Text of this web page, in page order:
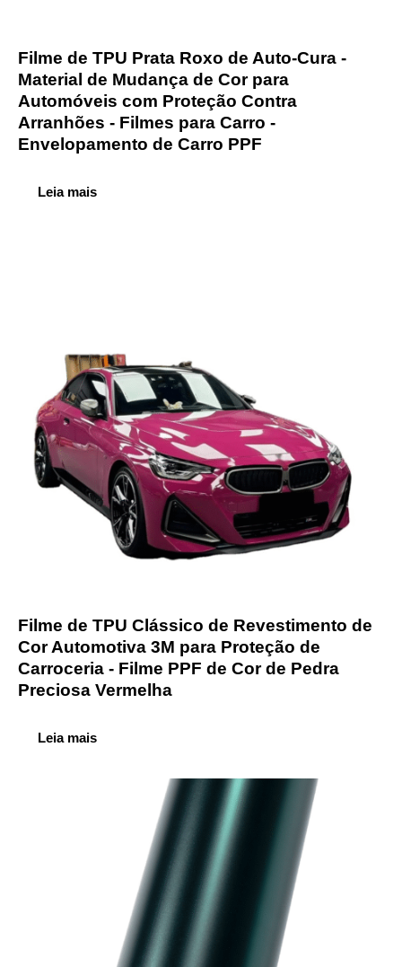
Filme de TPU Prata Roxo de Auto-Cura -
Material de Mudança de Cor para
Automóveis com Proteção Contra
Arranhões - Filmes para Carro -
Envelopamento de Carro PPF
Leia mais
Filme de TPU Clássico de Revestimento de
Cor Automotiva 3M para Proteção de
Carroceria - Filme PPF de Cor de Pedra
Preciosa Vermelha
Leia mais